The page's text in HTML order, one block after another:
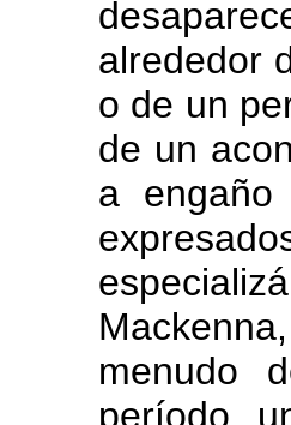
alrededor
o de un
de un
a engaño
menudo
período,